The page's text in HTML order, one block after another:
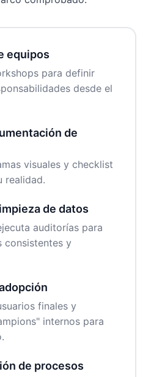
equipos
para definir
desde el
de
visuales y checklist
realidad.
de datos
auditorías para
consistentes y
finales y
internos para
de procesos